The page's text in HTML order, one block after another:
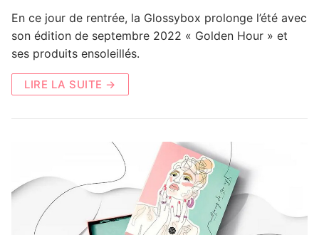
En ce jour de rentrée, la Glossybox prolonge l’été avec
son édition de septembre 2022 « Golden Hour » et
ses produits ensoleillés.
LIRE LA SUITE →